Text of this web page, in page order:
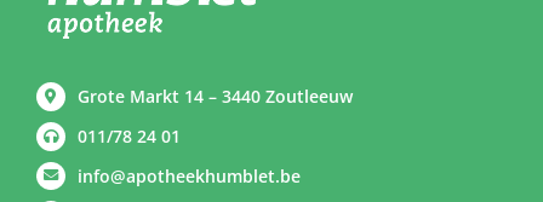
Grote Markt 14 – 3440 Zoutleeuw
011/78 24 01
info@apotheekhumblet.be